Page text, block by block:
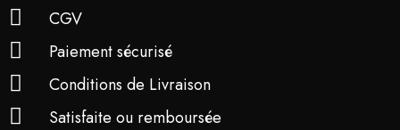
CGV
Paiement sécurisé
Conditions de Livraison
Satisfaite ou remboursée